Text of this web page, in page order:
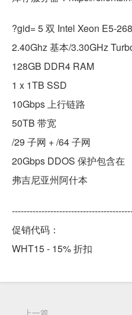
?gid= 5 双 Intel Xeon E5-
2.40Ghz 基本/3.30GHz
128GB DDR4 RAM
1 x 1TB SSD
10Gbps 上行链路
50TB 带宽
/29 子网 + /64 子网
20Gbps DDOS 保护包含在
弗吉尼亚州阿什本
促销代码：
WHT15 - 15% 折扣
上一篇